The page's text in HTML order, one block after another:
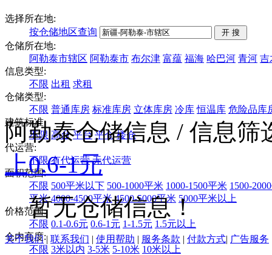
选择所在地:
按仓储地区查询
仓储所在地:
阿勒泰市辖区 阿勒泰市 布尔津 富蕴 福海 哈巴河 青河 吉
信息类型:
不限 出租 求租
仓储类型:
不限 普通库房 标准库房 立体库房 冷库 恒温库 危险品库
建筑标准:
不限 高台 平台 平仓 楼仓
代运营:
不限 有代运营 无代运营
面积范围:
不限 500平米以下 500-1000平米 1000-1500平米 1500-
平米 4000-4500平米 4500-5000平米 5000平米以上
价格范围:
不限 0.1-0.6元 0.6-1元 1-1.5元 1.5元以上
仓内高度:
不限 3米以内 3-5米 5-10米 10米以上
阿勒泰仓储信息 / 信息筛
上0.6-1元
暂无仓储信息！
关于我们| 联系我们 | 使用帮助 | 服务条款 | 付款方式| 广告服务